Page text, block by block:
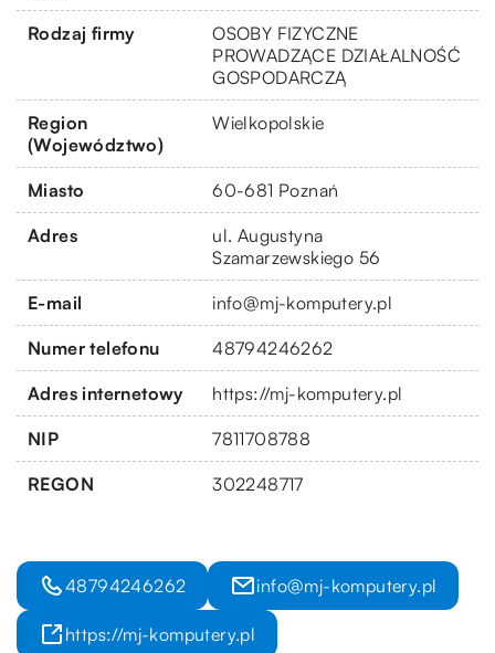
Rodzaj firmy
OSOBY FIZYCZNE
PROWADZĄCE DZIAŁALNOŚĆ
GOSPODARCZĄ
Region
(Województwo)
Wielkopolskie
Miasto 60-681 Poznań
Adres
ul. Augustyna
Szamarzewskiego 56
E-mail info@mj-komputery.pl
Numer telefonu 48794246262
Adres internetowy https://mj-komputery.pl
NIP 7811708788
REGON 302248717
48794246262 info@mj-komputery.pl
https://mj-komputery.pl